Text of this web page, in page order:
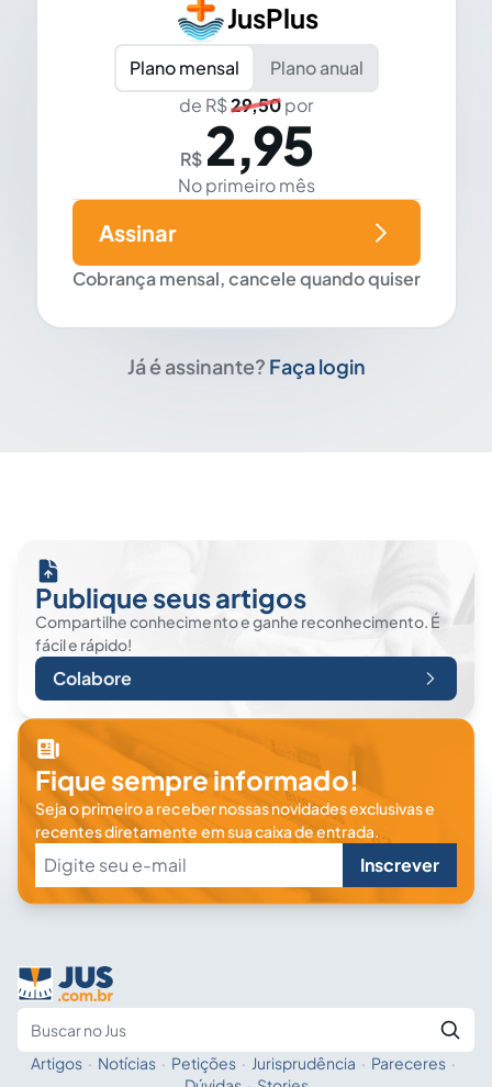
JusPlus
Plano mensal
Plano anual
de R$29,50por
R$ 2,95
No primeiro mês
Cobrança mensal, cancele quando quiser
Assinar
Já é assinante? Faça login
Publique seus artigos
Compartilhe conhecimento e ganhe reconhecimento. É
fácil e rápido!
Colabore
Fique sempre informado!
Seja o primeiro a receber nossas novidades exclusivas e
recentes diretamente em sua caixa de entrada.
Inscrever
Artigos · Notícias · Petições · Jurisprudência · Pareceres ·